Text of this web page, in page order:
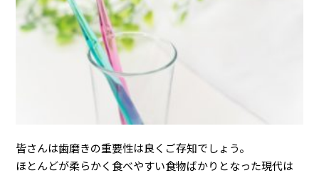
皆さんは歯磨きの重要性は良くご存知でしょう。
ほとんどが柔らかく食べやすい食物ばかりとなった現代は